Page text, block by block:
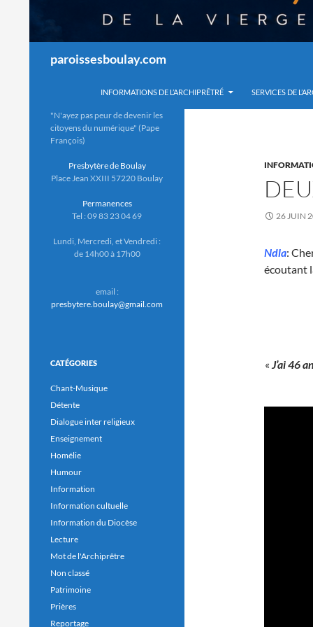
paroissesboulay.com
INFORMATIONS DE L’ARCHIPRÊTRÉ SERVICES DE
26 JUIN
Ndla:
écoutant
« J’ai 46
"N'ayez pas peur de devenir les
citoyens du numérique" (Pape
François)
Presbytère de Boulay
Place Jean XXIII 57220 Boulay
Permanences
Tel : 09 83 23 04 69
Lundi, Mercredi, et Vendredi :
de 14h00 à 17h00
email :
presbytere.boulay@gmail.com
CATÉGORIES
Chant-Musique
Détente
Dialogue inter religieux
Enseignement
Homélie
Humour
Information
Information cultuelle
Information du Diocèse
Lecture
Mot de l'Archiprêtre
Non classé
Patrimoine
Prières
Reportage